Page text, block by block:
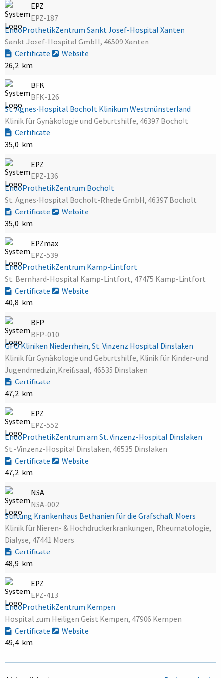
EPZ
EPZ-187
EndoProthetikZentrum Sankt Josef-Hospital Xanten
Sankt Josef-Hospital GmbH, 46509 Xanten
Certificate
Website
26,2 km
BFK
BFK-126
St. Agnes-Hospital Bocholt Klinikum Westmünsterland
Klinik für Gynäkologie und Geburtshilfe, 46397 Bocholt
Certificate
35,0 km
EPZ
EPZ-136
EndoProthetikZentrum Bocholt
St. Agnes-Hospital Bocholt-Rhede GmbH, 46397 Bocholt
Certificate
Website
35,0 km
EPZmax
EPZ-539
EndoProthetikZentrum Kamp-Lintfort
St. Bernhard-Hospital Kamp-Lintfort, 47475 Kamp-Lintfort
Certificate
Website
40,8 km
BFP
BFP-010
GFO Kliniken Niederrhein, St. Vinzenz Hospital Dinslaken
Klinik für Gynäkologie und Geburtshilfe, Klinik für Kinder-und
Jugendmedizin,Kreißsaal, 46535 Dinslaken
Certificate
47,2 km
EPZ
EPZ-552
EndoProthetikZentrum am St. Vinzenz-Hospital Dinslaken
St.-Vinzenz-Hospital Dinslaken, 46535 Dinslaken
Certificate
Website
47,2 km
NSA
NSA-002
Stiftung Krankenhaus Bethanien für die Grafschaft Moers
Klinik für Nieren- & Hochdruckerkrankungen, Rheumatologie,
Dialyse, 47441 Moers
Certificate
48,9 km
EPZ
EPZ-413
EndoProthetikZentrum Kempen
Hospital zum Heiligen Geist Kempen, 47906 Kempen
Certificate
Website
49,4 km